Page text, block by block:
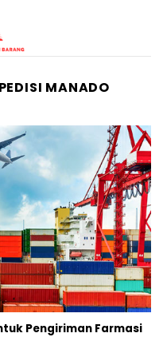
MANADO
Pengiriman Farmasi